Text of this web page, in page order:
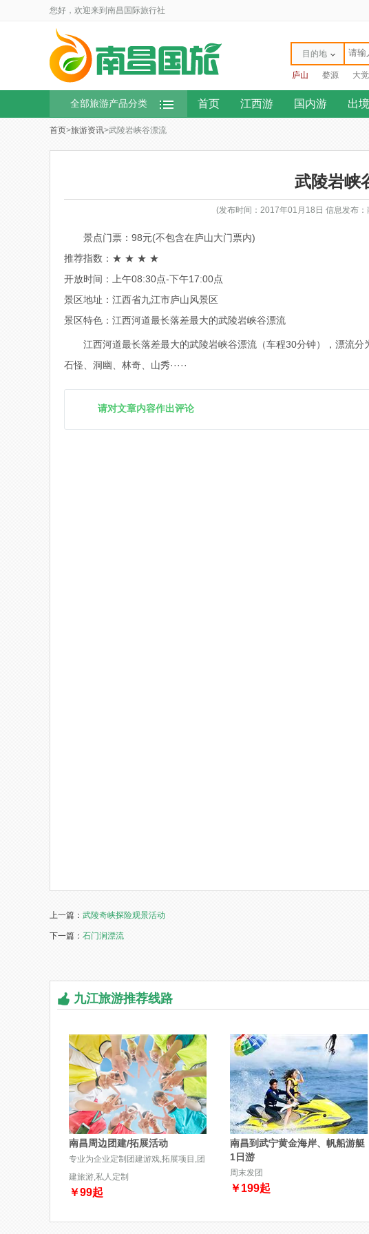
您好，欢迎来到南昌国际旅行社
目的地
庐山 婺源 大
全部旅游产品分类 首页 江西游 国内游 出
首页>旅游资讯>武陵岩峡谷漂流
武陵岩峡
(发布时间：2017年01月18日 信息发布
景点门票：98元(不包含在庐山大门票内)
推荐指数：★ ★ ★ ★
开放时间：上午08:30点-下午17:00点
景区地址：江西省九江市庐山风景区
景区特色：江西河道最长落差最大的武陵岩峡谷漂流
江西河道最长落差最大的武陵岩峡谷漂流（车程30分钟），漂流
石怪、洞幽、林奇、山秀·····
请对文章内容作出评论
上一篇： 武陵奇峡探险观景活动
下一篇： 石门涧漂流
九江旅游推荐线路
南昌周边团建/拓展活动
专业为企业定制团建游戏,拓展项目,团
建旅游,私人定制
￥99起
南昌到武宁黄金海岸、帆船游艇
1日游
周末发团
￥199起